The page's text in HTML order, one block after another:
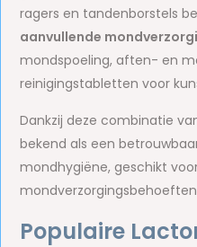
ragers en tandenborstels
aanvullende
mondspoeling, aften- en
reinigingstabletten voor
Dankzij deze combinatie
bekend als een
mondhygiëne, geschikt
Populaire